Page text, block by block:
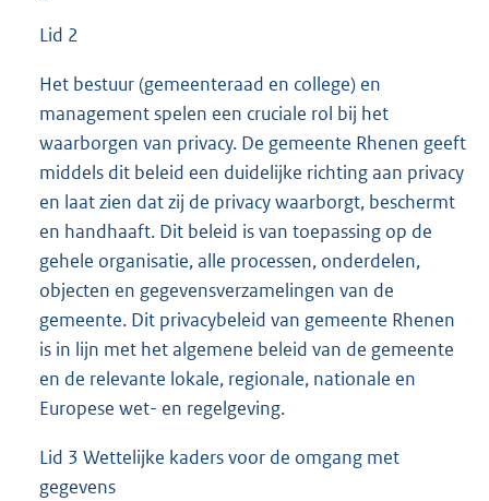
Lid 2
Het bestuur (gemeenteraad en college) en
management spelen een cruciale rol bij het
waarborgen van privacy. De gemeente Rhenen geeft
middels dit beleid een duidelijke richting aan privacy
en laat zien dat zij de privacy waarborgt, beschermt
en handhaaft. Dit beleid is van toepassing op de
gehele organisatie, alle processen, onderdelen,
objecten en gegevensverzamelingen van de
gemeente. Dit privacybeleid van gemeente Rhenen
is in lijn met het algemene beleid van de gemeente
en de relevante lokale, regionale, nationale en
Europese wet- en regelgeving.
Lid 3 Wettelijke kaders voor de omgang met
gegevens